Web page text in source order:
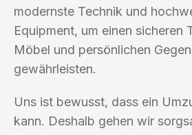
modernste Technik und
Equipment, um einen sicheren
Möbel und persönlichen
gewährleisten.
Uns ist bewusst, dass ein
kann. Deshalb gehen wir